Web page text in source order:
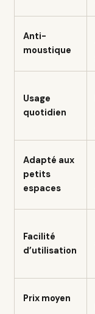
Anti-
moustique
Usage
quotidien
Adapté aux
petits
espaces
Facilité
d’utilisation
Prix moyen